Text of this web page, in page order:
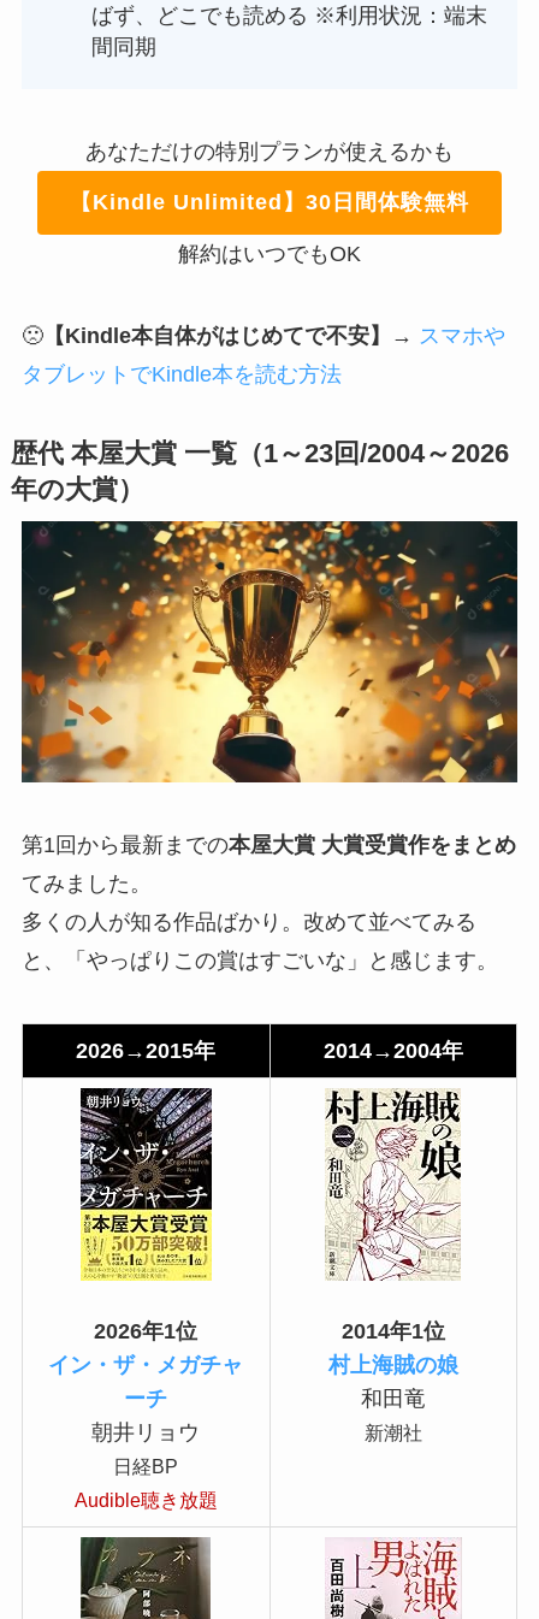
ばず、どこでも読める ※利用状況：端末
間同期
あなただけの特別プランが使えるかも
【Kindle Unlimited】30日間体験無料
解約はいつでもOK
🙁【Kindle本自体がはじめてで不安】 → スマホや
タブレットでKindle本を読む方法
歴代 本屋大賞 一覧（1～23回/2004～2026
年の大賞）
第1回から最新までの本屋大賞 大賞受賞作をまとめ
てみました。
多くの人が知る作品ばかり。改めて並べてみる
と、「やっぱりこの賞はすごいな」と感じます。
2026→2015年 2014→2004年
2026年1位
イン・ザ・メガチャ
ーチ
朝井リョウ
日経BP
Audible聴き放題
2014年1位
村上海賊の娘
和田竜
新潮社